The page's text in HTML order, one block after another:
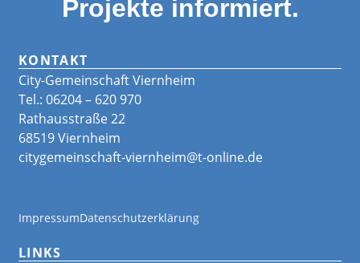
Projekte informiert.
KONTAKT
City-Gemeinschaft Viernheim
Tel.: 06204 – 620 970
Rathausstraße 22
68519 Viernheim
citygemeinschaft-viernheim@t-online.de
ImpressumDatenschutzerklärung
LINKS